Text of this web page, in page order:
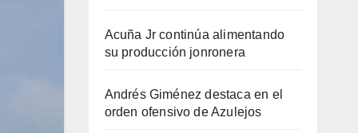
Acuña Jr continúa alimentando
su producción jonronera
Andrés Giménez destaca en el
orden ofensivo de Azulejos